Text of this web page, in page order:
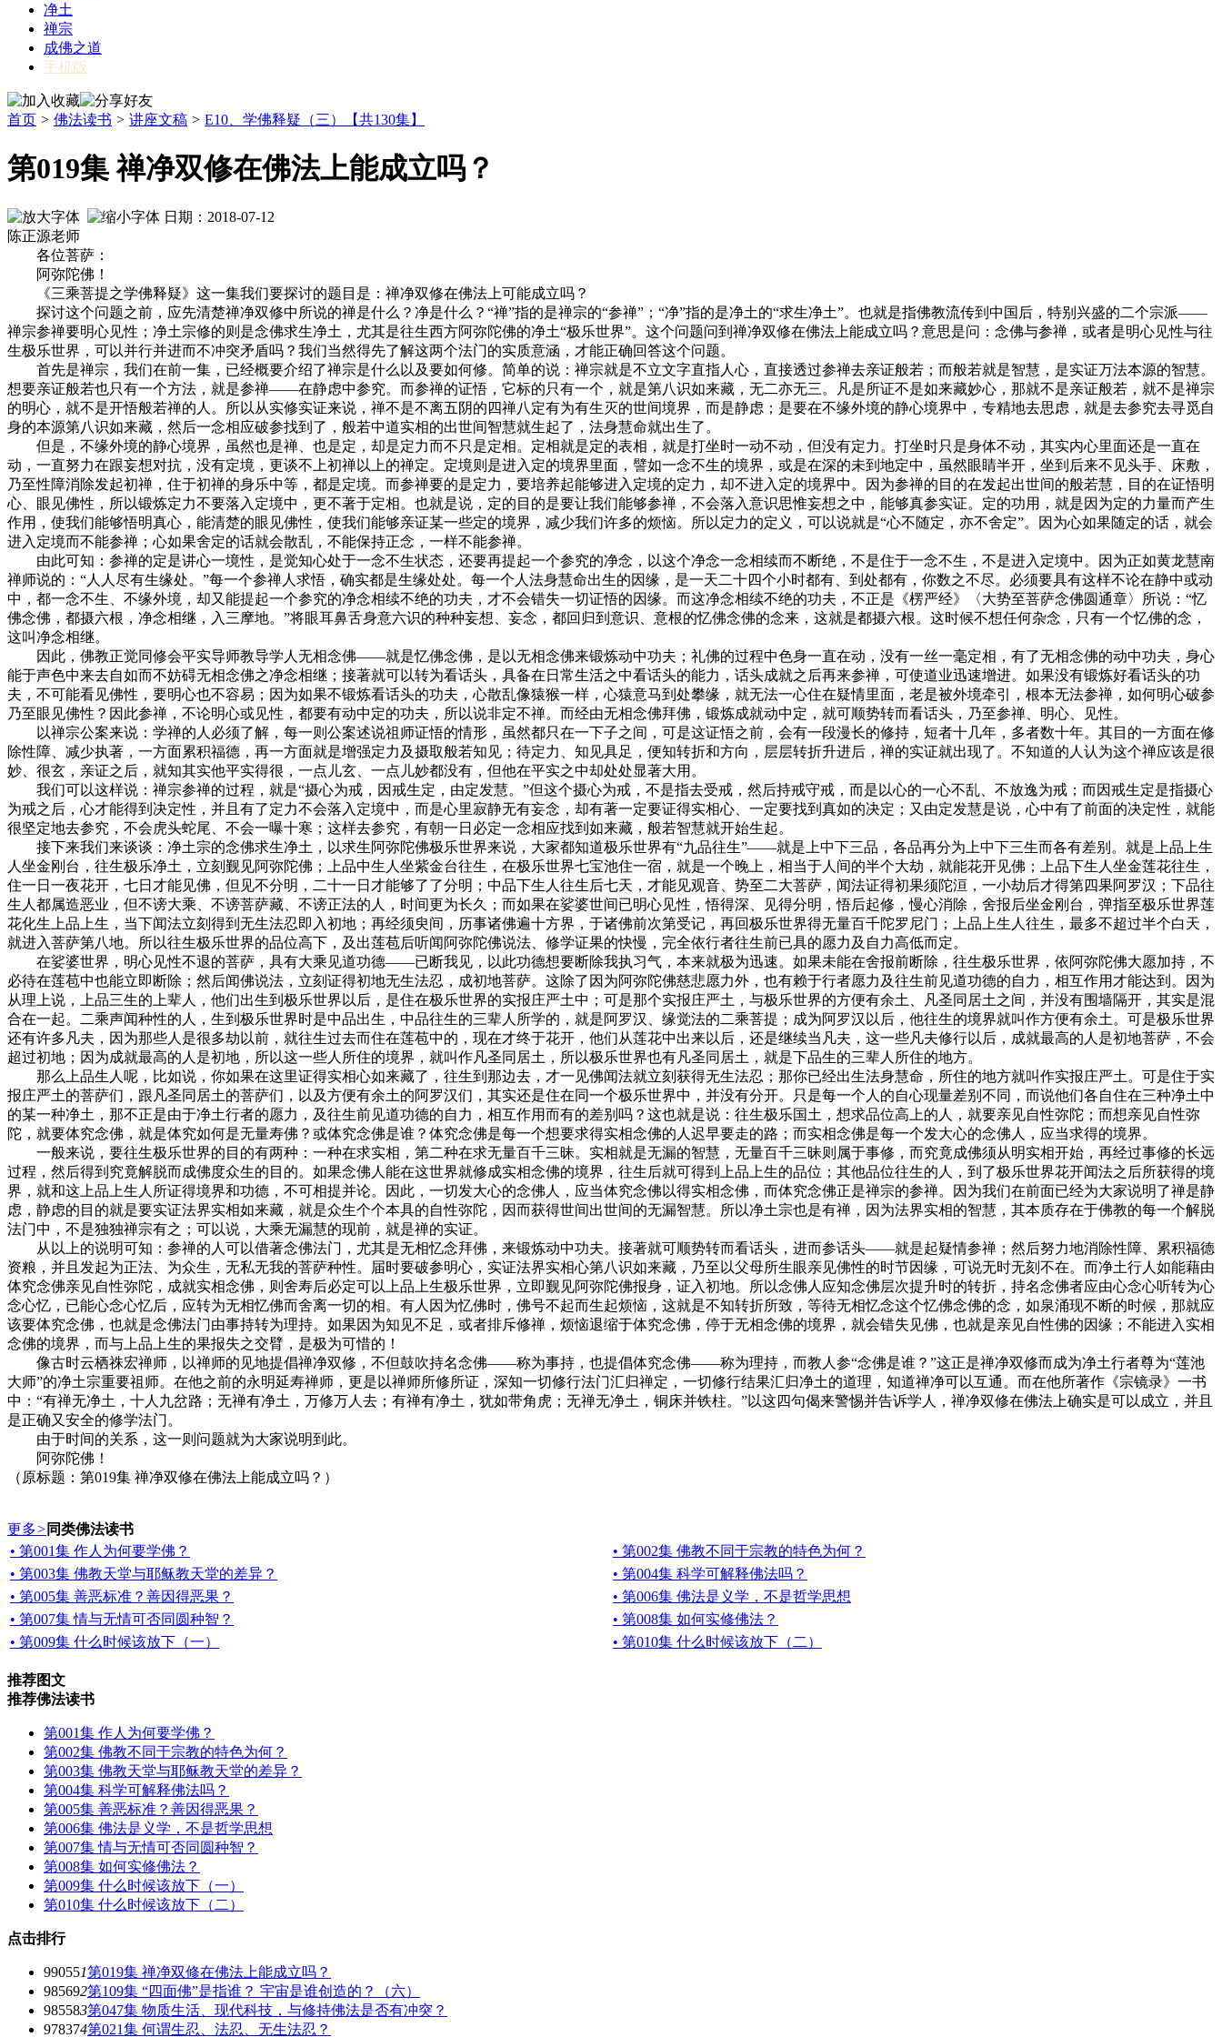
净土
禅宗
成佛之道
手机版
首页 > 佛法读书 > 讲座文稿 > E10、学佛释疑（三）【共130集】
第019集 禅净双修在佛法上能成立吗？
日期：2018-07-12
陈正源老师
各位菩萨：
阿弥陀佛！
《三乘菩提之学佛释疑》这一集我们要探讨的题目是：禅净双修在佛法上可能成立吗？
探讨这个问题之前，应先清楚禅净双修中所说的禅是什么？净是什么？“禅”指的是禅宗的“参禅”；“净”指的是净土的“求生净土”。也就是指佛教流传到中国后，特别兴盛的二个宗派——
禅宗参禅要明心见性；净土宗修的则是念佛求生净土，尤其是往生西方阿弥陀佛的净土“极乐世界”。这个问题问到禅净双修在佛法上能成立吗？意思是问：念佛与参禅，或者是明心见性与往
生极乐世界，可以并行并进而不冲突矛盾吗？我们当然得先了解这两个法门的实质意涵，才能正确回答这个问题。
首先是禅宗，我们在前一集，已经概要介绍了禅宗是什么以及要如何修。简单的说：禅宗就是不立文字直指人心，直接透过参禅去亲证般若；而般若就是智慧，是实证万法本源的智慧。
想要亲证般若也只有一个方法，就是参禅——在静虑中参究。而参禅的证悟，它标的只有一个，就是第八识如来藏，无二亦无三。凡是所证不是如来藏妙心，那就不是亲证般若，就不是禅宗
的明心，就不是开悟般若禅的人。所以从实修实证来说，禅不是不离五阴的四禅八定有为有生灭的世间境界，而是静虑；是要在不缘外境的静心境界中，专精地去思虑，就是去参究去寻觅自
身的本源第八识如来藏，然后一念相应破参找到了，般若中道实相的出世间智慧就生起了，法身慧命就出生了。
但是，不缘外境的静心境界，虽然也是禅、也是定，却是定力而不只是定相。定相就是定的表相，就是打坐时一动不动，但没有定力。打坐时只是身体不动，其实内心里面还是一直在
动，一直努力在跟妄想对抗，没有定境，更谈不上初禅以上的禅定。定境则是进入定的境界里面，譬如一念不生的境界，或是在深的未到地定中，虽然眼睛半开，坐到后来不见头手、床敷，
乃至性障消除发起初禅，住于初禅的身乐中等，都是定境。而参禅要的是定力，要培养起能够进入定境的定力，却不进入定的境界中。因为参禅的目的在发起出世间的般若慧，目的在证悟明
心、眼见佛性，所以锻炼定力不要落入定境中，更不著于定相。也就是说，定的目的是要让我们能够参禅，不会落入意识思惟妄想之中，能够真参实证。定的功用，就是因为定的力量而产生
作用，使我们能够悟明真心，能清楚的眼见佛性，使我们能够亲证某一些定的境界，减少我们许多的烦恼。所以定力的定义，可以说就是“心不随定，亦不舍定”。因为心如果随定的话，就会
进入定境而不能参禅；心如果舍定的话就会散乱，不能保持正念，一样不能参禅。
由此可知：参禅的定是讲心一境性，是觉知心处于一念不生状态，还要再提起一个参究的净念，以这个净念一念相续而不断绝，不是住于一念不生，不是进入定境中。因为正如黄龙慧南
禅师说的：“人人尽有生缘处。”每一个参禅人求悟，确实都是生缘处处。每一个人法身慧命出生的因缘，是一天二十四个小时都有、到处都有，你数之不尽。必须要具有这样不论在静中或动
中，都一念不生、不缘外境，却又能提起一个参究的净念相续不绝的功夫，才不会错失一切证悟的因缘。而这净念相续不绝的功夫，不正是《楞严经》〈大势至菩萨念佛圆通章〉所说：“忆
佛念佛，都摄六根，净念相继，入三摩地。”将眼耳鼻舌身意六识的种种妄想、妄念，都回归到意识、意根的忆佛念佛的念来，这就是都摄六根。这时候不想任何杂念，只有一个忆佛的念，
这叫净念相继。
因此，佛教正觉同修会平实导师教导学人无相念佛——就是忆佛念佛，是以无相念佛来锻炼动中功夫；礼佛的过程中色身一直在动，没有一丝一毫定相，有了无相念佛的动中功夫，身心
能于声色中来去自如而不妨碍无相念佛之净念相继；接著就可以转为看话头，具备在日常生活之中看话头的能力，话头成就之后再来参禅，可使道业迅速增进。如果没有锻炼好看话头的功
夫，不可能看见佛性，要明心也不容易；因为如果不锻炼看话头的功夫，心散乱像猿猴一样，心猿意马到处攀缘，就无法一心住在疑情里面，老是被外境牵引，根本无法参禅，如何明心破参
乃至眼见佛性？因此参禅，不论明心或见性，都要有动中定的功夫，所以说非定不禅。而经由无相念佛拜佛，锻炼成就动中定，就可顺势转而看话头，乃至参禅、明心、见性。
以禅宗公案来说：学禅的人必须了解，每一则公案述说祖师证悟的情形，虽然都只在一下子之间，可是这证悟之前，会有一段漫长的修持，短者十几年，多者数十年。其目的一方面在修
除性障、减少执著，一方面累积福德，再一方面就是增强定力及摄取般若知见；待定力、知见具足，便知转折和方向，层层转折升进后，禅的实证就出现了。不知道的人认为这个禅应该是很
妙、很玄，亲证之后，就知其实他平实得很，一点儿玄、一点儿妙都没有，但他在平实之中却处处显著大用。
我们可以这样说：禅宗参禅的过程，就是“摄心为戒，因戒生定，由定发慧。”但这个摄心为戒，不是指去受戒，然后持戒守戒，而是以心的一心不乱、不放逸为戒；而因戒生定是指摄心
为戒之后，心才能得到决定性，并且有了定力不会落入定境中，而是心里寂静无有妄念，却有著一定要证得实相心、一定要找到真如的决定；又由定发慧是说，心中有了前面的决定性，就能
很坚定地去参究，不会虎头蛇尾、不会一曝十寒；这样去参究，有朝一日必定一念相应找到如来藏，般若智慧就开始生起。
接下来我们来谈谈：净土宗的念佛求生净土，以求生阿弥陀佛极乐世界来说，大家都知道极乐世界有“九品往生”——就是上中下三品，各品再分为上中下三生而各有差别。就是上品上生
人坐金刚台，往生极乐净土，立刻觐见阿弥陀佛；上品中生人坐紫金台往生，在极乐世界七宝池住一宿，就是一个晚上，相当于人间的半个大劫，就能花开见佛；上品下生人坐金莲花往生，
住一日一夜花开，七日才能见佛，但见不分明，二十一日才能够了了分明；中品下生人往生后七天，才能见观音、势至二大菩萨，闻法证得初果须陀洹，一小劫后才得第四果阿罗汉；下品往
生人都属造恶业，但不谤大乘、不谤菩萨藏、不谤正法的人，时间更为长久；而如果在娑婆世间已明心见性，悟得深、见得分明，悟后起修，慢心消除，舍报后坐金刚台，弹指至极乐世界莲
花化生上品上生，当下闻法立刻得到无生法忍即入初地；再经须臾间，历事诸佛遍十方界，于诸佛前次第受记，再回极乐世界得无量百千陀罗尼门；上品上生人往生，最多不超过半个白天，
就进入菩萨第八地。所以往生极乐世界的品位高下，及出莲苞后听闻阿弥陀佛说法、修学证果的快慢，完全依行者往生前已具的愿力及自力高低而定。
在娑婆世界，明心见性不退的菩萨，具有大乘见道功德——已断我见，以此功德想要断除我执习气，本来就极为迅速。如果未能在舍报前断除，往生极乐世界，依阿弥陀佛大愿加持，不
必待在莲苞中也能立即断除；然后闻佛说法，立刻证得初地无生法忍，成初地菩萨。这除了因为阿弥陀佛慈悲愿力外，也有赖于行者愿力及往生前见道功德的自力，相互作用才能达到。因为
从理上说，上品三生的上辈人，他们出生到极乐世界以后，是住在极乐世界的实报庄严土中；可是那个实报庄严土，与极乐世界的方便有余土、凡圣同居土之间，并没有围墙隔开，其实是混
合在一起。二乘声闻种性的人，生到极乐世界时是中品出生，中品往生的三辈人所学的，就是阿罗汉、缘觉法的二乘菩提；成为阿罗汉以后，他往生的境界就叫作方便有余土。可是极乐世界
还有许多凡夫，因为那些人是很多劫以前，就往生过去而住在莲苞中的，现在才终于花开，他们从莲花中出来以后，还是继续当凡夫，这一些凡夫修行以后，成就最高的人是初地菩萨，不会
超过初地；因为成就最高的人是初地，所以这一些人所住的境界，就叫作凡圣同居土，所以极乐世界也有凡圣同居土，就是下品生的三辈人所住的地方。
那么上品生人呢，比如说，你如果在这里证得实相心如来藏了，往生到那边去，才一见佛闻法就立刻获得无生法忍；那你已经出生法身慧命，所住的地方就叫作实报庄严土。可是住于实
报庄严土的菩萨们，跟凡圣同居土的菩萨们，以及方便有余土的阿罗汉们，其实还是住在同一个极乐世界中，并没有分开。只是每一个人的自心现量差别不同，而说他们各自住在三种净土中
的某一种净土，那不正是由于净土行者的愿力，及往生前见道功德的自力，相互作用而有的差别吗？这也就是说：往生极乐国土，想求品位高上的人，就要亲见自性弥陀；而想亲见自性弥
陀，就要体究念佛，就是体究如何是无量寿佛？或体究念佛是谁？体究念佛是每一个想要求得实相念佛的人迟早要走的路；而实相念佛是每一个发大心的念佛人，应当求得的境界。
一般来说，要往生极乐世界的目的有两种：一种在求实相，第二种在求无量百千三昧。实相就是无漏的智慧，无量百千三昧则属于事修，而究竟成佛须从明实相开始，再经过事修的长远
过程，然后得到究竟解脱而成佛度众生的目的。如果念佛人能在这世界就修成实相念佛的境界，往生后就可得到上品上生的品位；其他品位往生的人，到了极乐世界花开闻法之后所获得的境
界，就和这上品上生人所证得境界和功德，不可相提并论。因此，一切发大心的念佛人，应当体究念佛以得实相念佛，而体究念佛正是禅宗的参禅。因为我们在前面已经为大家说明了禅是静
虑，静虑的目的就是要实证法界实相如来藏，就是众生个个本具的自性弥陀，因而获得世间出世间的无漏智慧。所以净土宗也是有禅，因为法界实相的智慧，其本质存在于佛教的每一个解脱
法门中，不是独独禅宗有之；可以说，大乘无漏慧的现前，就是禅的实证。
从以上的说明可知：参禅的人可以借著念佛法门，尤其是无相忆念拜佛，来锻炼动中功夫。接著就可顺势转而看话头，进而参话头——就是起疑情参禅；然后努力地消除性障、累积福德
资粮，并且发起为正法、为众生，无私无我的菩萨种性。届时要破参明心，实证法界实相心第八识如来藏，乃至以父母所生眼亲见佛性的时节因缘，可说无时无刻不在。而净土行人如能藉由
体究念佛亲见自性弥陀，成就实相念佛，则舍寿后必定可以上品上生极乐世界，立即觐见阿弥陀佛报身，证入初地。所以念佛人应知念佛层次提升时的转折，持名念佛者应由心念心听转为心
念心忆，已能心念心忆后，应转为无相忆佛而舍离一切的相。有人因为忆佛时，佛号不起而生起烦恼，这就是不知转折所致，等待无相忆念这个忆佛念佛的念，如泉涌现不断的时候，那就应
该要体究念佛，也就是念佛法门由事持转为理持。如果因为知见不足，或者排斥修禅，烦恼退缩于体究念佛，停于无相念佛的境界，就会错失见佛，也就是亲见自性佛的因缘；不能进入实相
念佛的境界，而与上品上生的果报失之交臂，是极为可惜的！
像古时云栖祩宏禅师，以禅师的见地提倡禅净双修，不但鼓吹持名念佛——称为事持，也提倡体究念佛——称为理持，而教人参“念佛是谁？”这正是禅净双修而成为净土行者尊为“莲池
大师”的净土宗重要祖师。在他之前的永明延寿禅师，更是以禅师所修所证，深知一切修行法门汇归禅定，一切修行结果汇归净土的道理，知道禅净可以互通。而在他所著作《宗镜录》一书
中：“有禅无净土，十人九岔路；无禅有净土，万修万人去；有禅有净土，犹如带角虎；无禅无净土，铜床并铁柱。”以这四句偈来警惕并告诉学人，禅净双修在佛法上确实是可以成立，并且
是正确又安全的修学法门。
由于时间的关系，这一则问题就为大家说明到此。
阿弥陀佛！
（原标题：第019集 禅净双修在佛法上能成立吗？）
更多> 同类佛法读书
• 第001集 作人为何要学佛？
• 第002集 佛教不同于宗教的特色为何？
• 第003集 佛教天堂与耶稣教天堂的差异？
• 第004集 科学可解释佛法吗？
• 第005集 善恶标准？善因得恶果？
• 第006集 佛法是义学，不是哲学思想
• 第007集 情与无情可否同圆种智？
• 第008集 如何实修佛法？
• 第009集 什么时候该放下（一）
• 第010集 什么时候该放下（二）
推荐图文
推荐佛法读书
第001集 作人为何要学佛？
第002集 佛教不同于宗教的特色为何？
第003集 佛教天堂与耶稣教天堂的差异？
第004集 科学可解释佛法吗？
第005集 善恶标准？善因得恶果？
第006集 佛法是义学，不是哲学思想
第007集 情与无情可否同圆种智？
第008集 如何实修佛法？
第009集 什么时候该放下（一）
第010集 什么时候该放下（二）
点击排行
990551第019集 禅净双修在佛法上能成立吗？
985692第109集 “四面佛”是指谁？ 宇宙是谁创造的？（六）
985583第047集 物质生活、现代科技，与修持佛法是否有冲突？
978374第021集 何谓生忍、法忍、无生法忍？